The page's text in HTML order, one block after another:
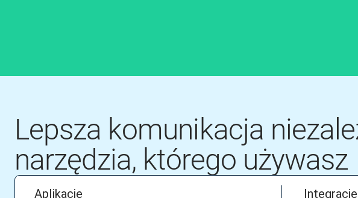
Lepsza komunikacja
narzędzia, którego używasz
Aplikacje Integracje